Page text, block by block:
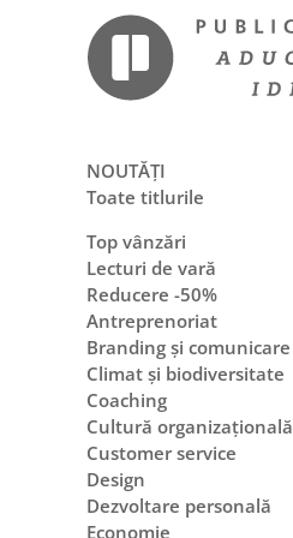
NOUTĂȚI
Toate titlurile
Top vânzări
Lecturi de vară
Reducere -50%
Antreprenoriat
Branding și comunicare
Climat și biodiversitate
Coaching
Cultură organizațională
Customer service
Design
Dezvoltare personală
Economie